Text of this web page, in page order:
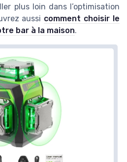
plus loin dans l’optimisation
aussi comment choisir le
bar à la maison.